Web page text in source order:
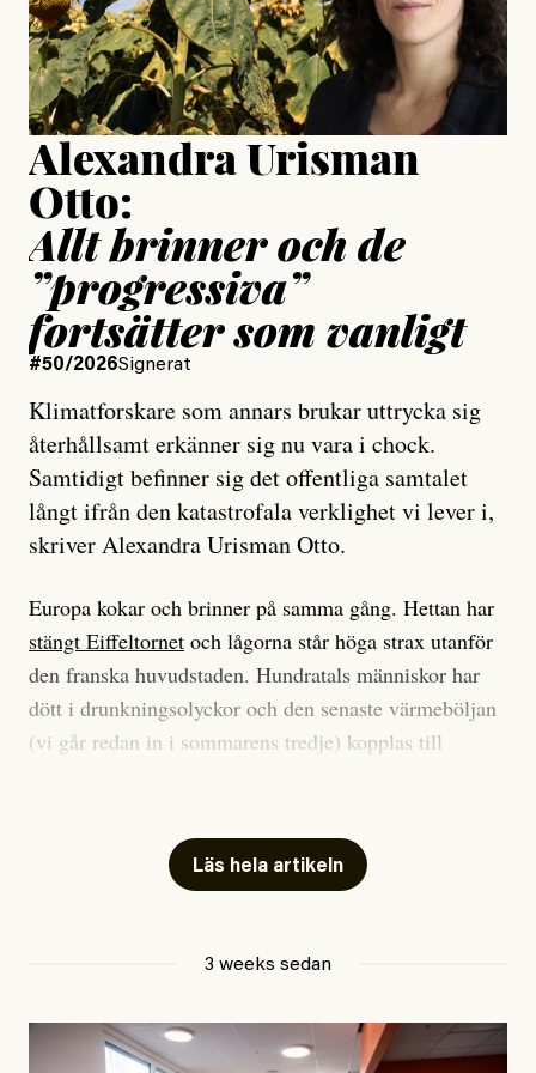
Jesper Lundby
Publicerad15 July, 2026
Uppdaterad15 July, 2026
Alexandra Urisman
Otto:
Allt brinner och de
”progressiva”
fortsätter som vanligt
#50/2026Signerat
Klimatforskare som annars brukar uttrycka sig
återhållsamt erkänner sig nu vara i chock.
Samtidigt befinner sig det offentliga samtalet
långt ifrån den katastrofala verklighet vi lever i,
skriver Alexandra Urisman Otto.
Europa kokar och brinner på samma gång. Hettan har
stängt Eiffeltornet och lågorna står höga strax utanför
den franska huvudstaden. Hundratals människor har
dött i drunkningsolyckor och den senaste värmeböljan
(vi går redan in i sommarens tredje) kopplas till
Har du också panik i hettan? Känns det som en
mardröm? Bra, allt annat vore fullständigt orimligt.
att han brukar vara ganska återhållsam när han
september 2023, när de globala temperaturerna för
månaden visade sig vara hela 0,5 °C varmare än någon
Läs hela artikeln
3 weeks sedan